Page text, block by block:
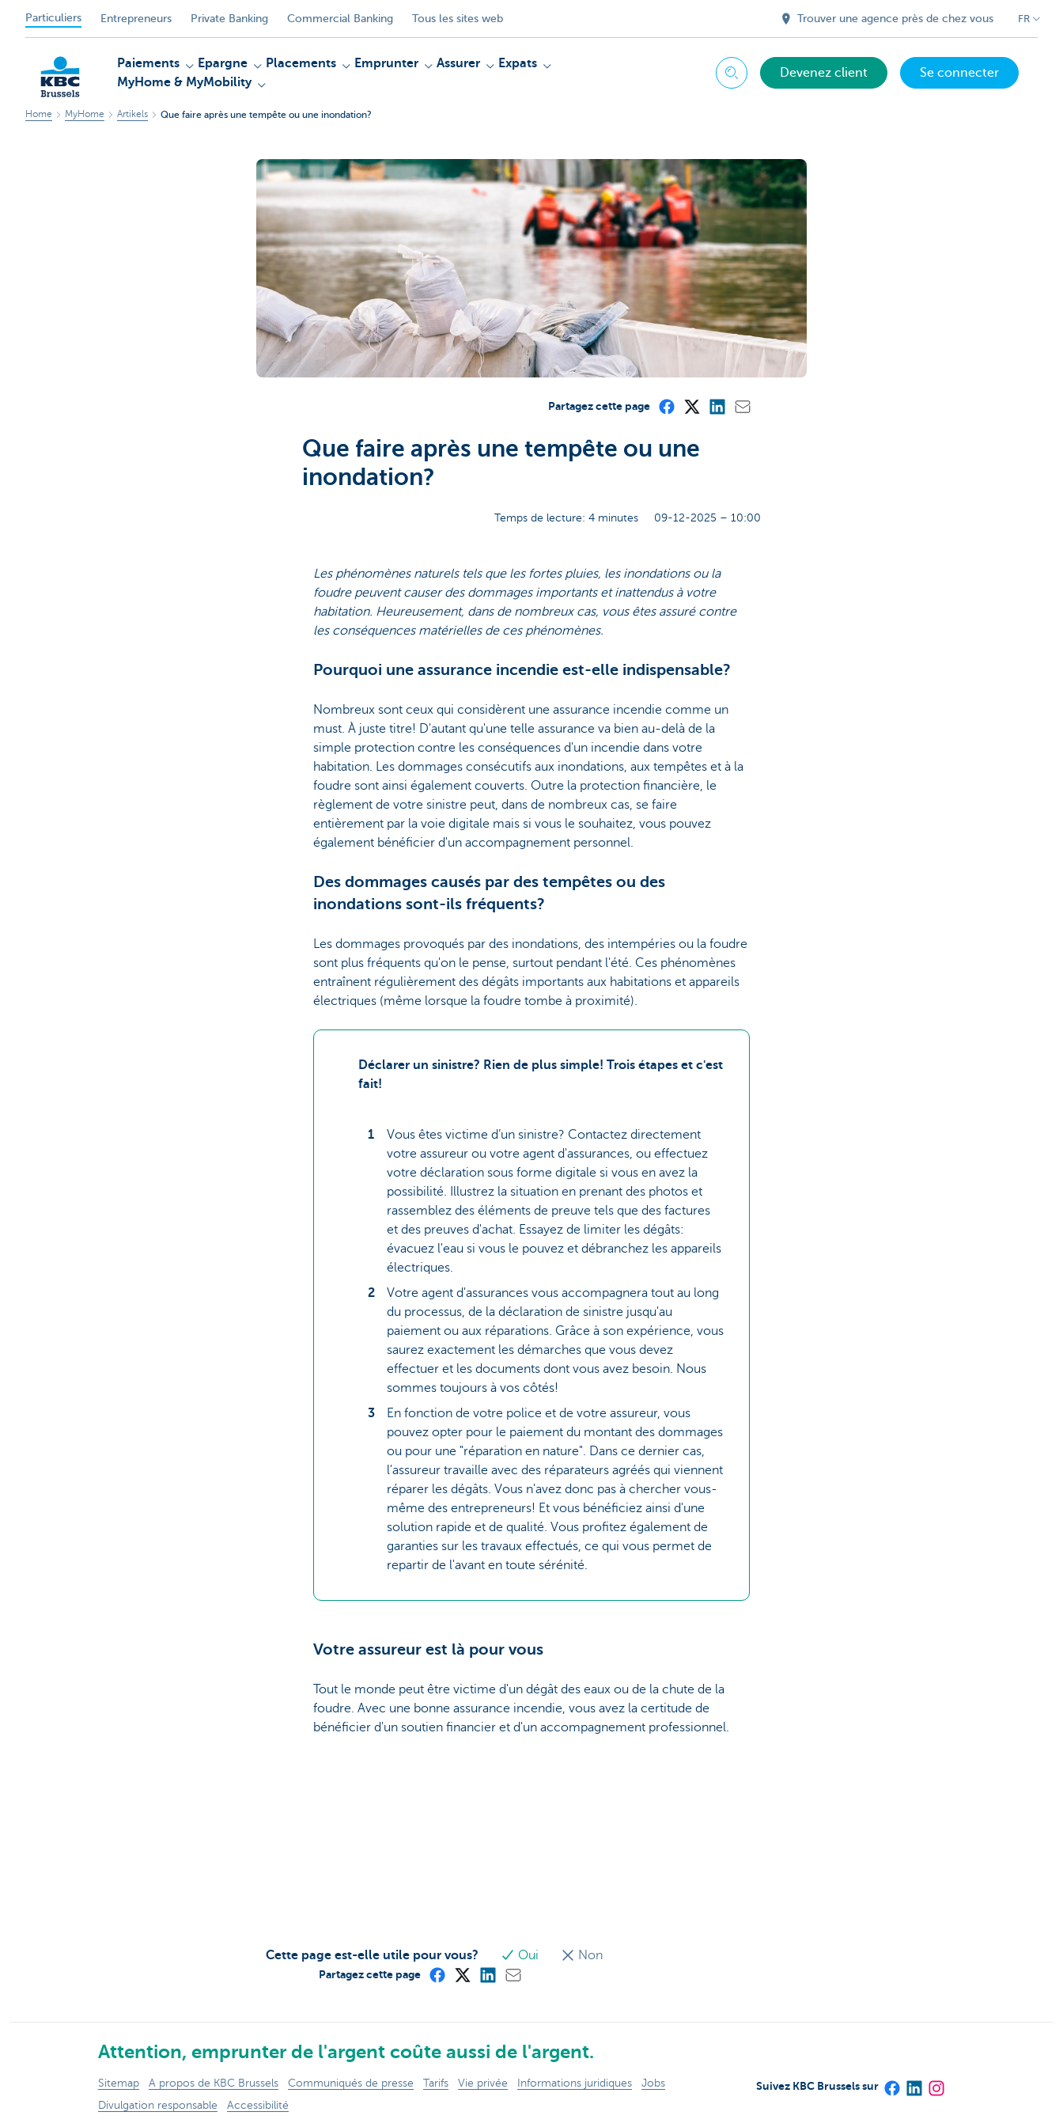
Particuliers Entrepreneurs Private Banking Commercial Banking Tous les sites web Trouver une agence près de chez vous FR
Paiements Epargne Placements Emprunter Assurer
Expats
MyHome & MyMobility
ChercherDevenez client Se connecter
Home MyHome Artikels Que faire après une tempête ou une inondation?
Partagez cette page
Que faire après une tempête ou une
inondation?
Temps de lecture: 4 minutes 09-12-2025 – 10:00
Les phénomènes naturels tels que les fortes pluies, les inondations ou la
foudre peuvent causer des dommages importants et inattendus à votre
habitation. Heureusement, dans de nombreux cas, vous êtes assuré contre
les conséquences matérielles de ces phénomènes.
Pourquoi une assurance incendie est-elle indispensable?
Nombreux sont ceux qui considèrent une assurance incendie comme un
must. À juste titre! D'autant qu'une telle assurance va bien au-delà de la
simple protection contre les conséquences d'un incendie dans votre
habitation. Les dommages consécutifs aux inondations, aux tempêtes et à la
foudre sont ainsi également couverts. Outre la protection financière, le
règlement de votre sinistre peut, dans de nombreux cas, se faire
entièrement par la voie digitale mais si vous le souhaitez, vous pouvez
également bénéficier d'un accompagnement personnel.
Des dommages causés par des tempêtes ou des
inondations sont-ils fréquents?
Les dommages provoqués par des inondations, des intempéries ou la foudre
sont plus fréquents qu'on le pense, surtout pendant l'été. Ces phénomènes
entraînent régulièrement des dégâts importants aux habitations et appareils
électriques (même lorsque la foudre tombe à proximité).
Déclarer un sinistre? Rien de plus simple! Trois étapes et c'est
fait!
Vous êtes victime d’un sinistre? Contactez directement
votre assureur ou votre agent d'assurances, ou effectuez
votre déclaration sous forme digitale si vous en avez la
possibilité. Illustrez la situation en prenant des photos et
rassemblez des éléments de preuve tels que des factures
et des preuves d'achat. Essayez de limiter les dégâts:
évacuez l'eau si vous le pouvez et débranchez les appareils
électriques.
Votre agent d'assurances vous accompagnera tout au long
du processus, de la déclaration de sinistre jusqu'au
paiement ou aux réparations. Grâce à son expérience, vous
saurez exactement les démarches que vous devez
effectuer et les documents dont vous avez besoin. Nous
sommes toujours à vos côtés!
En fonction de votre police et de votre assureur, vous
pouvez opter pour le paiement du montant des dommages
ou pour une "réparation en nature". Dans ce dernier cas,
l'assureur travaille avec des réparateurs agréés qui viennent
réparer les dégâts. Vous n'avez donc pas à chercher vous-
même des entrepreneurs! Et vous bénéficiez ainsi d'une
solution rapide et de qualité. Vous profitez également de
garanties sur les travaux effectués, ce qui vous permet de
repartir de l'avant en toute sérénité.
Votre assureur est là pour vous
Tout le monde peut être victime d'un dégât des eaux ou de la chute de la
foudre. Avec une bonne assurance incendie, vous avez la certitude de
bénéficier d'un soutien financier et d'un accompagnement professionnel.
Cette page est-elle utile pour vous? Oui Non
Partagez cette page
Attention, emprunter de l'argent coûte aussi de l'argent.
Sitemap A propos de KBC Brussels Communiqués de presse Tarifs Vie privée Informations juridiques
Jobs
Divulgation responsable
Accessibilité
Suivez KBC Brussels sur